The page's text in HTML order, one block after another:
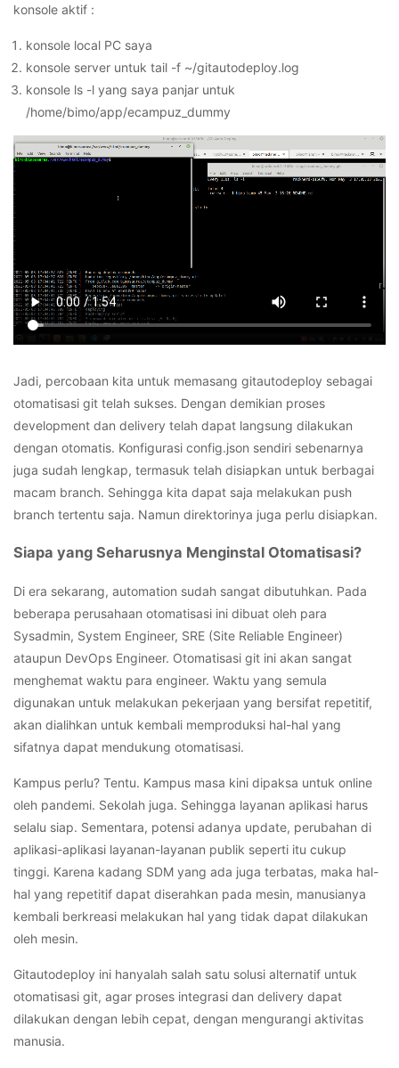
konsole aktif :
konsole local PC saya
konsole server untuk tail -f ~/gitautodeploy.log
konsole ls -l yang saya panjar untuk
/home/bimo/app/ecampuz_dummy
Jadi, percobaan kita untuk memasang gitautodeploy sebagai
otomatisasi git telah sukses. Dengan demikian proses
development dan delivery telah dapat langsung dilakukan
dengan otomatis. Konfigurasi config.json sendiri sebenarnya
juga sudah lengkap, termasuk telah disiapkan untuk berbagai
macam branch. Sehingga kita dapat saja melakukan push
branch tertentu saja. Namun direktorinya juga perlu disiapkan.
Siapa yang Seharusnya Menginstal Otomatisasi?
Di era sekarang, automation sudah sangat dibutuhkan. Pada
beberapa perusahaan otomatisasi ini dibuat oleh para
Sysadmin, System Engineer, SRE (Site Reliable Engineer)
ataupun DevOps Engineer. Otomatisasi git ini akan sangat
menghemat waktu para engineer. Waktu yang semula
digunakan untuk melakukan pekerjaan yang bersifat repetitif,
akan dialihkan untuk kembali memproduksi hal-hal yang
sifatnya dapat mendukung otomatisasi.
Kampus perlu? Tentu. Kampus masa kini dipaksa untuk online
oleh pandemi. Sekolah juga. Sehingga layanan aplikasi harus
selalu siap. Sementara, potensi adanya update, perubahan di
aplikasi-aplikasi layanan-layanan publik seperti itu cukup
tinggi. Karena kadang SDM yang ada juga terbatas, maka hal-
hal yang repetitif dapat diserahkan pada mesin, manusianya
kembali berkreasi melakukan hal yang tidak dapat dilakukan
oleh mesin.
Gitautodeploy ini hanyalah salah satu solusi alternatif untuk
otomatisasi git, agar proses integrasi dan delivery dapat
dilakukan dengan lebih cepat, dengan mengurangi aktivitas
manusia.